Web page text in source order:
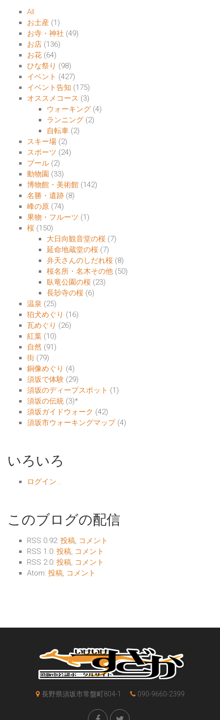
All
お土産 (1)
お寺・神社 (49)
お店 (136)
お花 (64)
ひな祭り (98)
イベント (427)
イベント告知 (175)
オススメコース (3)
ウォーキング (4)
ランニング (2)
自転車 (2)
スキー場 (2)
スポーツ (24)
プール (2)
動物園 (33)
博物館・美術館 (142)
名勝・遺跡 (8)
峰の原 (74)
果物・フルーツ (1)
桜 (150)
大日向観音堂の桜 (7)
延命地蔵堂の桜 (7)
弁天さんのしだれ桜 (8)
桜名所・名木その他 (50)
臥竜公園の桜 (23)
長玅寺の桜 (6)
温泉 (25)
狛犬めぐり (16)
瓦めぐり (26)
紅葉 (10)
自然 (91)
街 (79)
銅像めぐり (4)
須坂で体験 (29)
須坂のディープスポット (1)
須坂の伝統 (3)*
須坂ガイドウォーク (42)
須坂市ウォーキングマップ (4)
いろいろ
ログイン...
このブログの配信
RSS 0.92: 投稿, コメント
RSS 1.0: 投稿, コメント
RSS 2.0: 投稿, コメント
Atom: 投稿, コメント
長野県須坂市常盤町804-1 090-9660-2399